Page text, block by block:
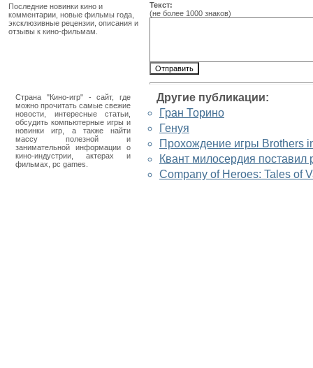
Последние новинки кино и
комментарии, новые фильмы года,
эксклюзивные рецензии, описания и
отзывы к кино-фильмам.
Страна "Кино-игр" - сайт, где
можно прочитать самые свежие
новости, интересные статьи,
обсудить компьютерные игры и
новинки игр, а также найти
массу полезной и
занимательной информации о
кино-индустрии, актерах и
фильмах, pc games.
Текст:
(не более 1000 знаков)
Другие публикации:
Гран Торино
Генуя
Прохождение игры Brothers
Квант милосердия поставил
Company of Heroes: Tales of